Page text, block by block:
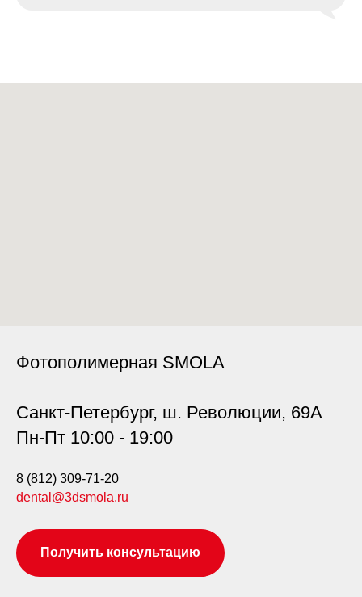
Фотополимерная SMOLA
Санкт-Петербург, ш. Революции, 69А
Пн-Пт 10:00 - 19:00
8 (812) 309-71-20
dental@3dsmola.ru
Получить консультацию